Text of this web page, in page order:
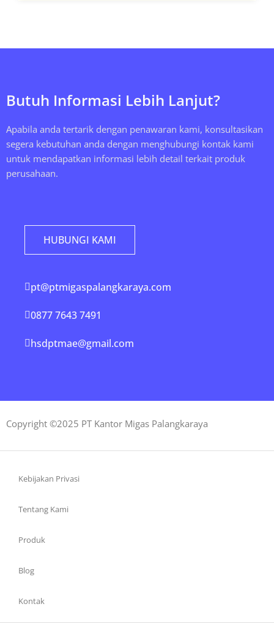
Butuh Informasi Lebih Lanjut?
Apabila anda tertarik dengan penawaran kami, konsultasikan
segera kebutuhan anda dengan menghubungi kontak kami
untuk mendapatkan informasi lebih detail terkait produk
perusahaan.
HUBUNGI KAMI
pt@ptmigaspalangkaraya.com
0877 7643 7491
hsdptmae@gmail.com
Copyright ©2025 PT Kantor Migas Palangkaraya
Kebijakan Privasi
Tentang Kami
Produk
Blog
Kontak